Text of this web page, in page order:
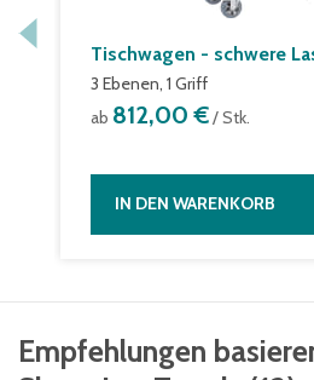
Tischwagen - schwere
3 Ebenen, 1 Griff
ab 812,00 €/ Stk.
IN DEN WARENKORB
Empfehlungen